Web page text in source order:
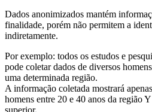
Dados anonimizados mantém
finalidade, porém não permitem a
indiretamente.
Por exemplo: todos os estudos e
pode coletar dados de diversos
uma determinada região.
A informação coletada mostrará
homens entre 20 e 40 anos da região
superior.